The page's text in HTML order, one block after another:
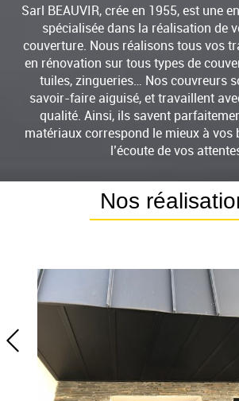
Sarl BEAUVIR, crée en 1955, est une
spécialisée dans la réalisation de
couverture. Nous réalisons tous vos
en rénovation sur tous types de
tuiles, zingueries… Nos couvreurs
savoir-faire aiguisé, et travaillent
qualité. Ainsi, ils savent
matériaux correspond le mieux à vos
l’écoute de vos
Nos